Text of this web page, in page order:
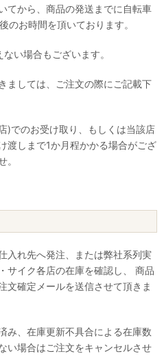
てから、商品の発送までに自転車
のお時間を頂いております。
い場合もございます。
ましては、ご注文の際にご記載下
)でのお受け取り、もしくは当該店
渡しまで1か月程かかる場合がござ
。
入れ先へ発注、または弊社系列実
サイク各店の在庫を確認し、 商品
文確定メールを送信させて頂きま
み、在庫更新不具合による在庫数
い場合はご注文をキャンセルさせ